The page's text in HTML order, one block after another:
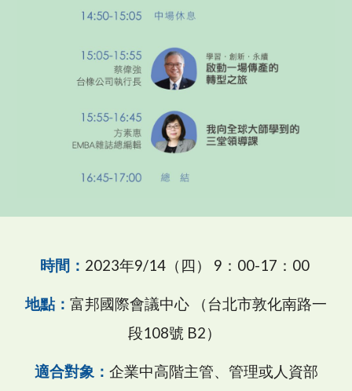
時間： 2023年9/14（四） 9：00-17：00
地點： 富邦國際會議中心 （台北市敦化南路一
段108號 B2）
適合對象： 企業中高階主管、管理或人資部